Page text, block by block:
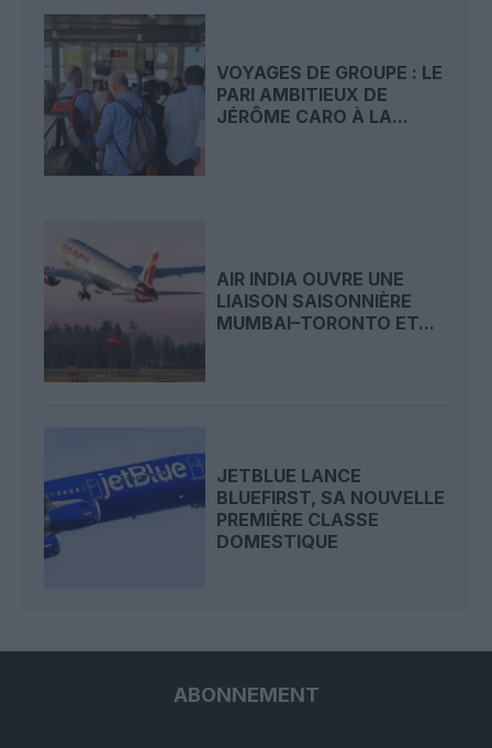
VOYAGES DE GROUPE : LE
PARI AMBITIEUX DE
JÉRÔME CARO À LA...
AIR INDIA OUVRE UNE
LIAISON SAISONNIÈRE
MUMBAI–TORONTO ET...
JETBLUE LANCE
BLUEFIRST, SA NOUVELLE
PREMIÈRE CLASSE
DOMESTIQUE
ABONNEMENT